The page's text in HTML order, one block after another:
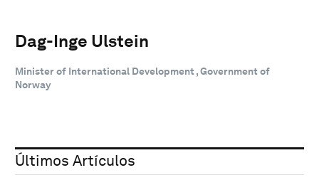
Dag-Inge Ulstein
Minister of International Development , Government of
Norway
Últimos Artículos